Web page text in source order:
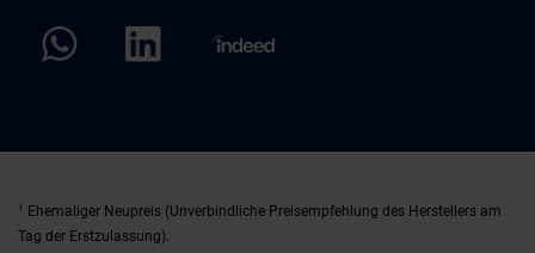
1
Ehemaliger Neupreis (Unverbindliche Preisempfehlung des Herstellers am
Tag der Erstzulassung).